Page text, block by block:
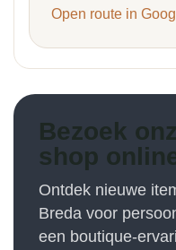
Open route in
Bezoek
shop
Ontdek nieuwe
Breda voor
een boutique-